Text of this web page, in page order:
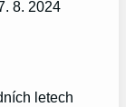
8. 2024
letech